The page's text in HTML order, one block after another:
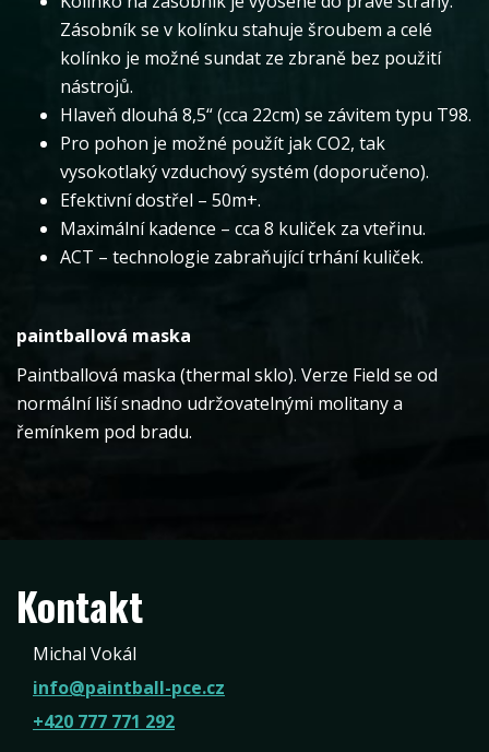
Zásobník se v kolínku stahuje šroubem a celé
kolínko je možné sundat ze zbraně bez použití
nástrojů.
Hlaveň dlouhá 8,5“ (cca 22cm) se závitem typu T98.
Pro pohon je možné použít jak CO2, tak
vysokotlaký vzduchový systém (doporučeno).
Efektivní dostřel – 50m+.
Maximální kadence – cca 8 kuliček za vteřinu.
ACT – technologie zabraňující trhání kuliček.
paintballová maska
Paintballová maska (thermal sklo). Verze Field se od
normální liší snadno udržovatelnými molitany a
řemínkem pod bradu.
Kontakt
Michal Vokál
info@paintball-pce.cz
+420 777 771 292